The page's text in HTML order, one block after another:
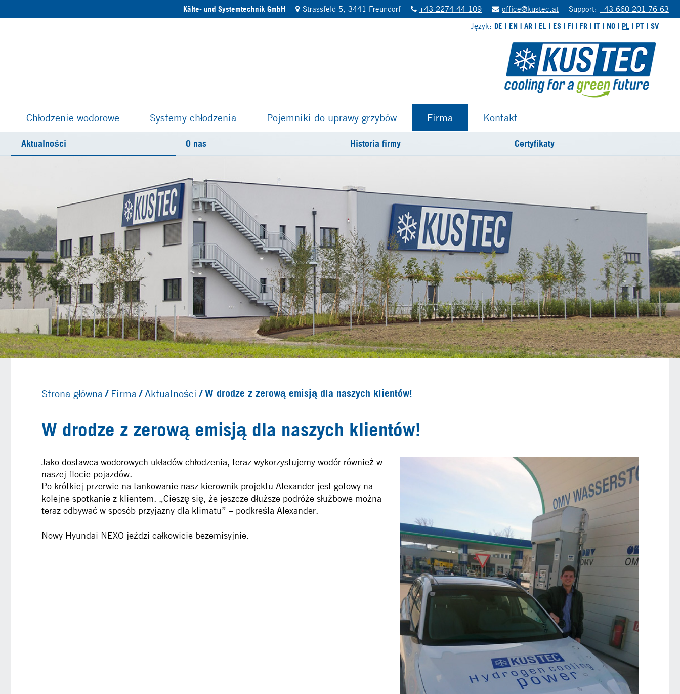
Kälte- und Systemtechnik GmbH Strassfeld 5, 3441 Freundorf +43 2274 44 109 office@kustec.at Support: +43 660 201 76 63
Język: DE EN AR EL ES FI FR IT NO PL PT SV
Chłodzenie wodorowe Systemy chłodzenia Pojemniki do uprawy grzybów Firma Kontakt
Aktualności O nas Historia firmy Certyfikaty
Strona główna Firma Aktualności W drodze z zerową emisją dla naszych klientów!
W drodze z zerową emisją dla naszych klientów!
Jako dostawca wodorowych układów chłodzenia, teraz wykorzystujemy wodór również w
naszej flocie pojazdów.
Po krótkiej przerwie na tankowanie nasz kierownik projektu Alexander jest gotowy na
kolejne spotkanie z klientem. „Cieszę się, że jeszcze dłuższe podróże służbowe można
teraz odbywać w sposób przyjazny dla klimatu” – podkreśla Alexander.
Nowy Hyundai NEXO jeździ całkowicie bezemisyjnie.